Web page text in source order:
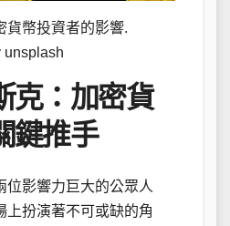
貨幣投資者的影響.
unsplash
克：加密貨
鍵推手
位影響力巨大的公眾人
上扮演著不可或缺的角